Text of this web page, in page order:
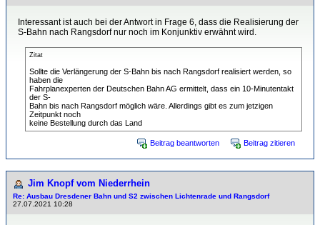
Interessant ist auch bei der Antwort in Frage 6, dass die Realisierung der
S-Bahn nach Rangsdorf nur noch im Konjunktiv erwähnt wird.
Zitat
Sollte die Verlängerung der S-Bahn bis nach Rangsdorf realisiert werden, so
haben die
Fahrplanexperten der Deutschen Bahn AG ermittelt, dass ein 10-Minutentakt
der S-
Bahn bis nach Rangsdorf möglich wäre. Allerdings gibt es zum jetzigen
Zeitpunkt noch
keine Bestellung durch das Land
Beitrag beantworten Beitrag zitieren
Jim Knopf vom Niederrhein
Re: Ausbau Dresdener Bahn und S2 zwischen Lichtenrade und Rangsdorf
27.07.2021 10:28